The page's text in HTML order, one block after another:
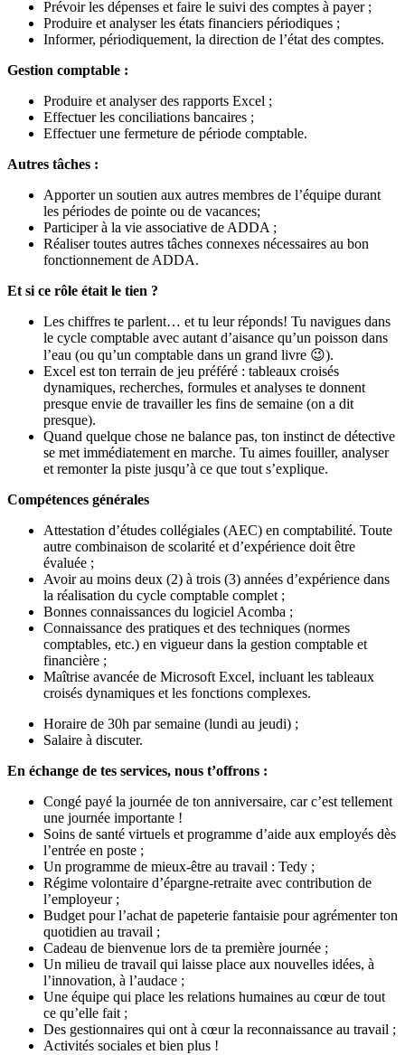
Prévoir les dépenses et faire le suivi des comptes à payer ;
Produire et analyser les états financiers périodiques ;
Informer, périodiquement, la direction de l’état des comptes.
Gestion comptable :
Produire et analyser des rapports Excel ;
Effectuer les conciliations bancaires ;
Effectuer une fermeture de période comptable.
Autres tâches :
Apporter un soutien aux autres membres de l’équipe durant
les périodes de pointe ou de vacances;
Participer à la vie associative de ADDA ;
Réaliser toutes autres tâches connexes nécessaires au bon
fonctionnement de ADDA.
Et si ce rôle était le tien ?
Les chiffres te parlent… et tu leur réponds! Tu navigues dans
le cycle comptable avec autant d’aisance qu’un poisson dans
l’eau (ou qu’un comptable dans un grand livre 😉).
Excel est ton terrain de jeu préféré : tableaux croisés
dynamiques, recherches, formules et analyses te donnent
presque envie de travailler les fins de semaine (on a dit
presque).
Quand quelque chose ne balance pas, ton instinct de détective
se met immédiatement en marche. Tu aimes fouiller, analyser
et remonter la piste jusqu’à ce que tout s’explique.
Compétences générales
Attestation d’études collégiales (AEC) en comptabilité. Toute
autre combinaison de scolarité et d’expérience doit être
évaluée ;
Avoir au moins deux (2) à trois (3) années d’expérience dans
la réalisation du cycle comptable complet ;
Bonnes connaissances du logiciel Acomba ;
Connaissance des pratiques et des techniques (normes
comptables, etc.) en vigueur dans la gestion comptable et
financière ;
Maîtrise avancée de Microsoft Excel, incluant les tableaux
croisés dynamiques et les fonctions complexes.
Horaire de 30h par semaine (lundi au jeudi) ;
Salaire à discuter.
En échange de tes services, nous t’offrons :
Congé payé la journée de ton anniversaire, car c’est tellement
une journée importante !
Soins de santé virtuels et programme d’aide aux employés dès
l’entrée en poste ;
Un programme de mieux-être au travail : Tedy ;
Régime volontaire d’épargne-retraite avec contribution de
l’employeur ;
Budget pour l’achat de papeterie fantaisie pour agrémenter ton
quotidien au travail ;
Cadeau de bienvenue lors de ta première journée ;
Un milieu de travail qui laisse place aux nouvelles idées, à
l’innovation, à l’audace ;
Une équipe qui place les relations humaines au cœur de tout
ce qu’elle fait ;
Des gestionnaires qui ont à cœur la reconnaissance au travail ;
Activités sociales et bien plus !